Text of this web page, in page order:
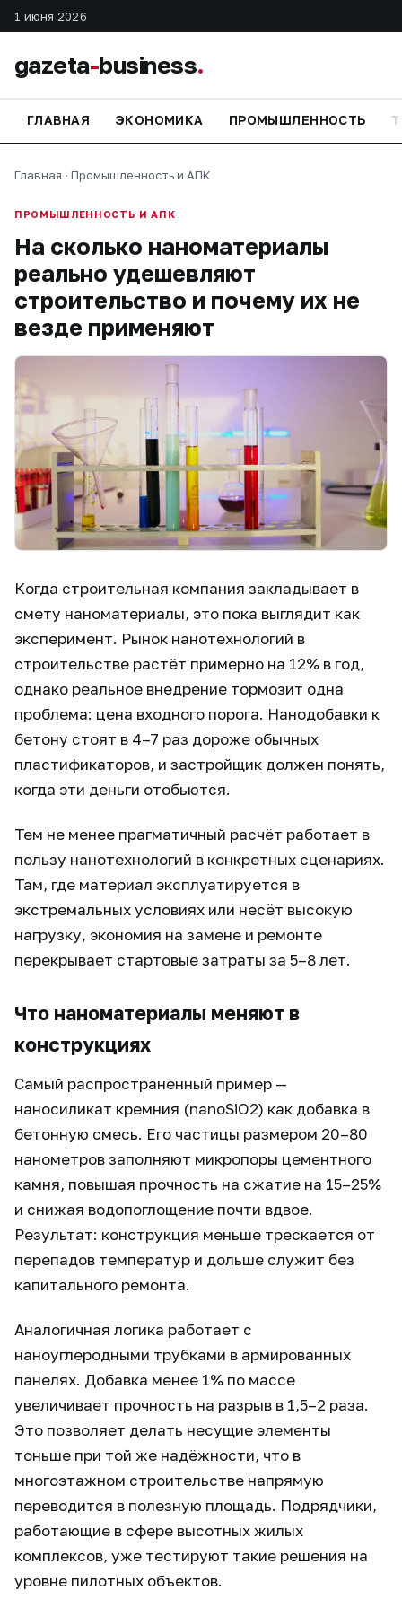
1 июня 2026
gazeta-business.
ГЛАВНАЯ ЭКОНОМИКА ПРОМЫШЛЕННОСТЬ
Главная · Промышленность и АПК
ПРОМЫШЛЕННОСТЬ И АПК
На сколько наноматериалы
реально удешевляют
строительство и почему их не
везде применяют
Когда строительная компания закладывает в
смету наноматериалы, это пока выглядит как
эксперимент. Рынок нанотехнологий в
строительстве растёт примерно на 12% в год,
однако реальное внедрение тормозит одна
проблема: цена входного порога. Нанодобавки к
бетону стоят в 4–7 раз дороже обычных
пластификаторов, и застройщик должен понять,
когда эти деньги отобьются.
Тем не менее прагматичный расчёт работает в
пользу нанотехнологий в конкретных сценариях.
Там, где материал эксплуатируется в
экстремальных условиях или несёт высокую
нагрузку, экономия на замене и ремонте
перекрывает стартовые затраты за 5–8 лет.
Что наноматериалы меняют в
конструкциях
Самый распространённый пример —
наносиликат кремния (nanoSiO2) как добавка в
бетонную смесь. Его частицы размером 20–80
нанометров заполняют микропоры цементного
камня, повышая прочность на сжатие на 15–25%
и снижая водопоглощение почти вдвое.
Результат: конструкция меньше трескается от
перепадов температур и дольше служит без
капитального ремонта.
Аналогичная логика работает с
наноуглеродными трубками в армированных
панелях. Добавка менее 1% по массе
увеличивает прочность на разрыв в 1,5–2 раза.
Это позволяет делать несущие элементы
тоньше при той же надёжности, что в
многоэтажном строительстве напрямую
переводится в полезную площадь. Подрядчики,
работающие в сфере высотных жилых
комплексов, уже тестируют такие решения на
уровне пилотных объектов.